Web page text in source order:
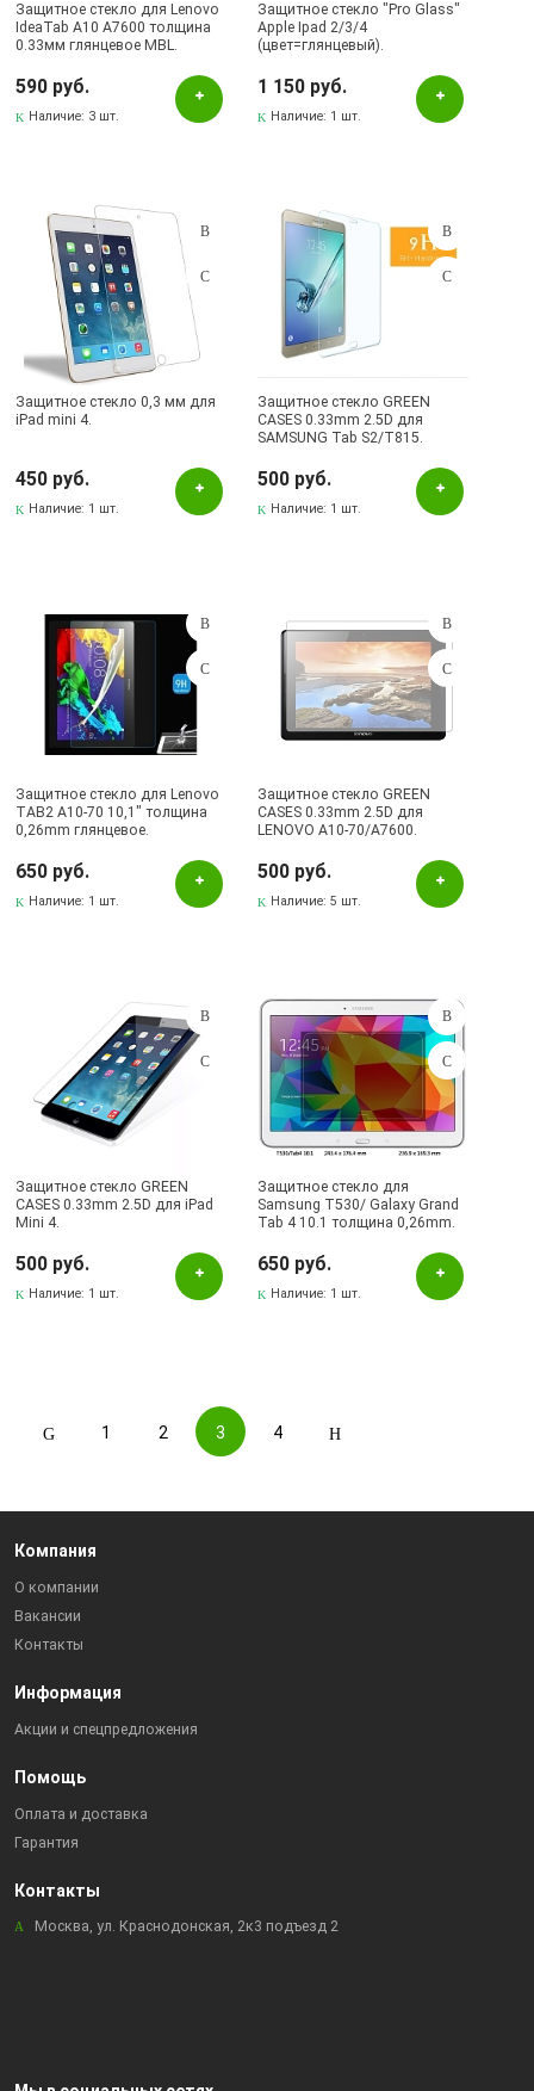
Защитное стекло для Lenovo
IdeaTab A10 A7600 толщина
0.33мм глянцевое MBL.
590 руб.
Наличие: 3 шт.
Защитное стекло "Pro Glass"
Apple Ipad 2/3/4
(цвет=глянцевый).
1 150 руб.
Наличие: 1 шт.
Защитное стекло 0,3 мм для
iPad mini 4.
450 руб.
Наличие: 1 шт.
Защитное стекло GREEN
CASES 0.33mm 2.5D для
SAMSUNG Tab S2/T815.
500 руб.
Наличие: 1 шт.
Защитное стекло для Lenovo
TAB2 A10-70 10,1" толщина
0,26mm глянцевое.
650 руб.
Наличие: 1 шт.
Защитное стекло GREEN
CASES 0.33mm 2.5D для
LENOVO A10-70/A7600.
500 руб.
Наличие:5 шт.
Защитное стекло GREEN
CASES 0.33mm 2.5D для iPad
Mini 4.
500 руб.
Наличие: 1 шт.
Защитное стекло для
Samsung T530/ Galaxy Grand
Tab 4 10.1 толщина 0,26mm.
650 руб.
Наличие: 1 шт.
1 2 3 4
Компания
О компании
Вакансии
Контакты
Информация
Акции и спецпредложения
Помощь
Оплата и доставка
Гарантия
Контакты
Москва, ул. Краснодонская, 2к3 подъезд 2